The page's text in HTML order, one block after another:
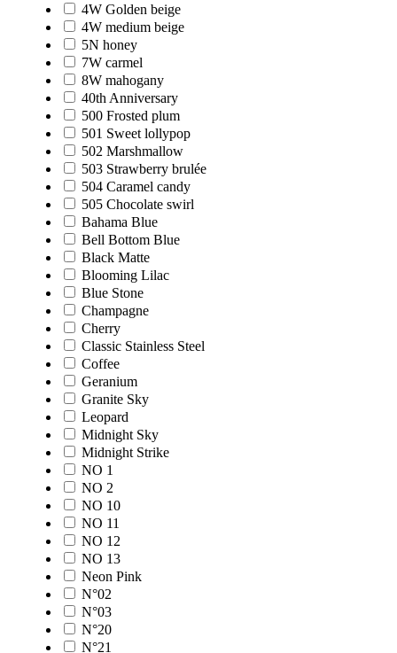
4W Golden beige
4W medium beige
5N honey
7W carmel
8W mahogany
40th Anniversary
500 Frosted plum
501 Sweet lollypop
502 Marshmallow
503 Strawberry brulée
504 Caramel candy
505 Chocolate swirl
Bahama Blue
Bell Bottom Blue
Black Matte
Blooming Lilac
Blue Stone
Champagne
Cherry
Classic Stainless Steel
Coffee
Geranium
Granite Sky
Leopard
Midnight Sky
Midnight Strike
NO 1
NO 2
NO 10
NO 11
NO 12
NO 13
Neon Pink
N°02
N°03
N°20
N°21